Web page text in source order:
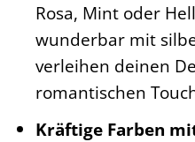
Rosa, Mint oder
wunderbar mit
verleihen deinen
romantischen
Kräftige Farben